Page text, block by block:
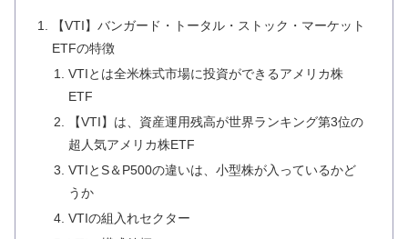
【VTI】バンガード・トータル・ストック・マーケット
ETFの特徴
VTIとは全米株式市場に投資ができるアメリカ株
ETF
【VTI】は、資産運用残高が世界ランキング第3位の
超人気アメリカ株ETF
VTIとS＆P500の違いは、小型株が入っているかど
うか
VTIの組入れセクター